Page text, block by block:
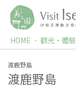
HOME 觀光‧體驗
渡鹿野島
渡鹿野島